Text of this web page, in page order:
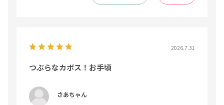
2026.7.31
つぶらなカボス！お手頃
さあちゃん